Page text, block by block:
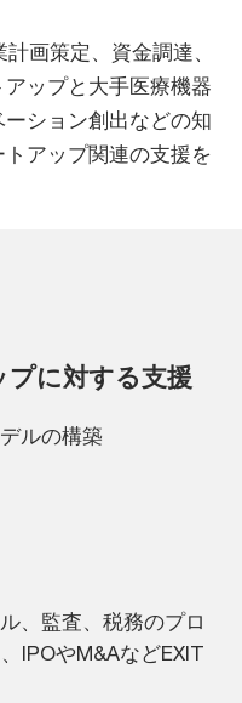
画策定、資金調達、
ップと大手医療機器
ション創出などの知
アップ関連の支援を
に対する支援
ルの構築
、監査、税務のプロ
IPOやM&AなどEXIT